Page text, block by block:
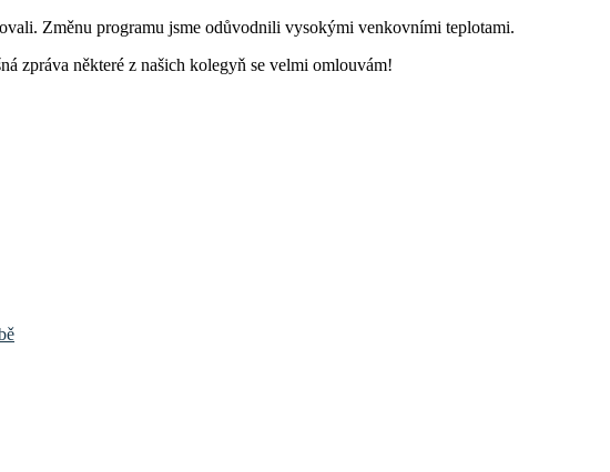
Změnu programu jsme odůvodnili vysokými venkovními teplotami.
zpráva některé z našich kolegyň se velmi omlouvám!